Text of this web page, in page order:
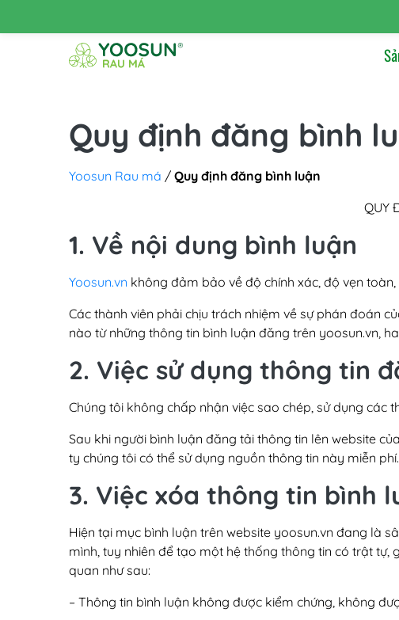
Quy định đăng bình
Yoosun Rau má / Quy định đăng bình luận
QUY
1. Về nội dung bình luận
Yoosun.vn không đảm bảo về độ chính xác, độ vẹn
Các thành viên phải chịu trách nhiệm về sự phán đoán
nào từ những thông tin bình luận đăng trên yoosun.vn,
2. Việc sử dụng thông tin
Chúng tôi không chấp nhận việc sao chép, sử dụng các
Sau khi người bình luận đăng tải thông tin lên website
ty chúng tôi có thể sử dụng nguồn thông tin này miễn
3. Việc xóa thông tin bình
Hiện tại mục bình luận trên website yoosun.vn đang là
mình, tuy nhiên để tạo một hệ thống thông tin có trật tự,
quan như sau:
– Thông tin bình luận không được kiểm chứng, không